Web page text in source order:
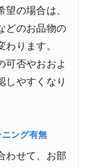
の場合は、
どのお品物の
ります。
可否やおおよ
しやすくなり
ング有無
わせて、お部